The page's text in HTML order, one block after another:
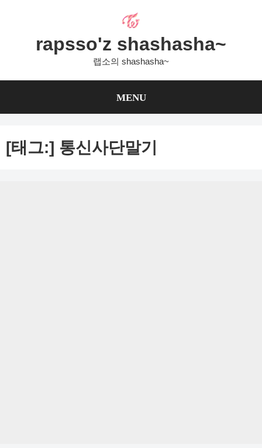
rapsso'z shashasha~
랩소의 shashasha~
MENU
[태그:] 통신사단말기